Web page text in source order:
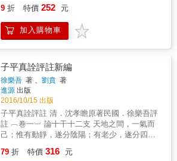
佛家「宿命」、「因果業報」理論， 甚至科學
八字命理， 顯出命理學對人生的非凡意義與內
在價值， 最後能夠知命、改命、造命！ &
養、學生如何輕鬆學習到出社會後的職涯人
生。突破教養成規，提供親子相處的創意與技
巧。 & 全書平實易懂，即使没有易經五行、命
性格優缺、性向之外，更運用中國人獨有的預
測分析系統來規劃流年、活用宇宙能量、掌握
運勢，助孩子一臂之力。 & 強力推薦 & 中國五
9 折 特價 252 元
加入購物車
子平真詮評註新編
徐樂吾 著 、劉賁 著
進源 出版
2016/10/15 出版
子平真詮評註 清．沈孝瞻原著民國．徐樂吾評
註 ︹卷一︺ 論十干十二支 天地之間，一氣而
己；惟有動靜，遂分陰陽；有老少，遂分四
動初靜之際，是為少陰少陽。有是四象，而五
79 折 特價 316 元